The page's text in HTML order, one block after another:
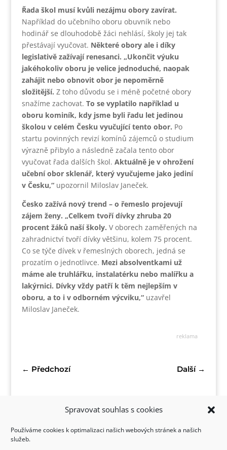
Spravovat souhlas s cookies
Používáme cookies k optimalizaci našich webových stránek a našich
služeb.
Řada škol musí kvůli nezájmu obory zavírat.
Například do učebního oboru obuvník nebo
hodinář se dlouhodobě žáci nehlásí, školy jej tak
přestávají vyučovat. Některé obory ale i díky
legislativě zažívají renesanci. „Ukončit výuku
jakéhokoliv oboru je velice jednoduché, naopak
zahájit nebo obnovit obor je nepoměrně
složitější. Z toho důvodu se i méně početné obory
snažíme zachovat. To se vyplatilo například u
oboru kominík, kdy jsme byli řadu let jedinou
školou v celém Česku vyučující tento obor. Po
startu povinných revizí komínů zájemců o studium
výrazně přibylo a následně začala tento obor
vyučovat řada dalších škol. Aktuálně je v ohrožení
učební obor sklenář, který vyučujeme jako jediní
v Česku,“ upozornil Miloslav Janeček.
Česko zažívá nový trend – o řemeslo projevují
zájem ženy. „Celkem tvoří dívky zhruba 20
procent žáků naší školy. V oborech zaměřených na
zahradnictví tvoří dívky většinu, kolem 75 procent.
Co se týče dívek v řemeslných oborech, jedná se
prozatím o jednotlivce. Mezi absolventkami už
máme ale truhlářku, instalatérku nebo malířku a
lakýrnici. Dívky vždy patří k těm nejlepším v
oboru, a to i v odborném výcviku,“ uzavřel
Miloslav Janeček.
reklama
← Předchozí Další→